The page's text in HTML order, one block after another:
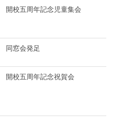
開校五周年記念児童集会
同窓会発足
開校五周年記念祝賀会